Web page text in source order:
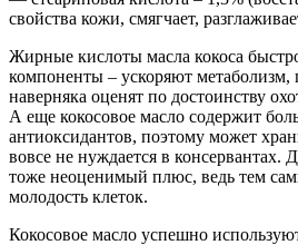
свойства кожи, смягчает,
Жирные кислоты масла кокоса
компоненты – ускоряют метаболизм,
наверняка оценят по достоинству
А еще кокосовое масло содержит
антиоксидантов, поэтому может
вовсе не нуждается в консервантах.
тоже неоценимый плюс, ведь тем
молодость клеток.
Кокосовое масло успешно